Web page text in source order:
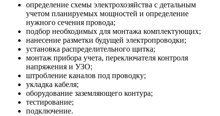
определение схемы электрохозяйства с детальным
учетом планируемых мощностей и определение
нужного сечения провода;
подбор необходимых для монтажа комплектующих;
нанесение разметки будущей электропроводки;
установка распределительного щитка;
монтаж прибора учета, переключателя контроля
напряжения и УЗО;
штробление каналов под проводку;
укладка кабеля;
оборудование заземляющего контура;
тестирование;
подключение.